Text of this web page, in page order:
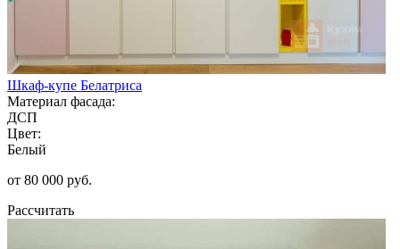
Шкаф-купе Белатриса
Материал фасада:
ДСП
Цвет:
Белый
от 80 000 руб.
Рассчитать